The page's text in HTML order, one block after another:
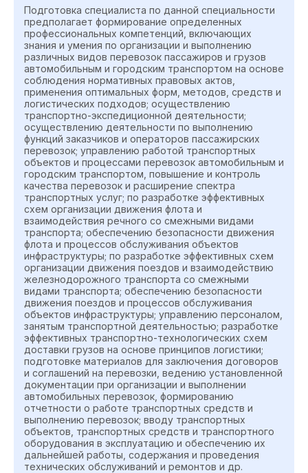
Подготовка специалиста по данной специальности
предполагает формирование определенных
профессиональных компетенций, включающих
знания и умения по организации и выполнению
различных видов перевозок пассажиров и грузов
автомобильным и городским транспортом на основе
соблюдения нормативных правовых актов,
применения оптимальных форм, методов, средств и
логистических подходов; осуществлению
транспортно-экспедиционной деятельности;
осуществлению деятельности по выполнению
функций заказчиков и операторов пассажирских
перевозок; управлению работой транспортных
объектов и процессами перевозок автомобильным и
городским транспортом, повышение и контроль
качества перевозок и расширение спектра
транспортных услуг; по разработке эффективных
схем организации движения флота и
взаимодействия речного со смежными видами
транспорта; обеспечению безопасности движения
флота и процессов обслуживания объектов
инфраструктуры; по разработке эффективных схем
организации движения поездов и взаимодействию
железнодорожного транспорта со смежными
видами транспорта; обеспечению безопасности
движения поездов и процессов обслуживания
объектов инфраструктуры; управлению персоналом,
занятым транспортной деятельностью; разработке
эффективных транспортно-технологических схем
доставки грузов на основе принципов логистики;
подготовке материалов для заключения договоров
и соглашений на перевозки, ведению установленной
документации при организации и выполнении
автомобильных перевозок, формированию
отчетности о работе транспортных средств и
выполнению перевозок; вводу транспортных
объектов, транспортных средств и транспортного
оборудования в эксплуатацию и обеспечению их
дальнейшей работы, содержания и проведения
технических обслуживаний и ремонтов и др.